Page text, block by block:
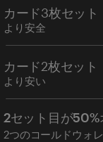
カード3枚セット
より安全
カード2枚セット
より安い
2セット目が50%
2つのコールドウォ